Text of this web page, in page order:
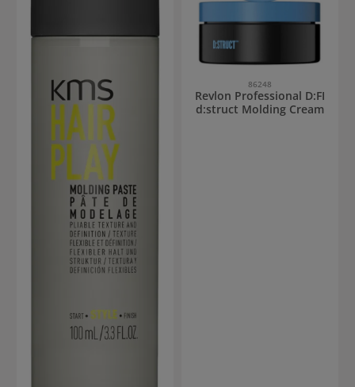
86248
Revlon Professional D:FI
d:struct Molding Cream